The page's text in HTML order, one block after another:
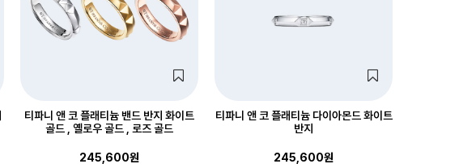
티파니 앤 코 플래티늄 밴드 반지 화이트
골드 , 옐로우 골드 , 로즈 골드
245,600원
티파니 앤 코 플래티늄 다이아몬드 화이트
반지
245,600원